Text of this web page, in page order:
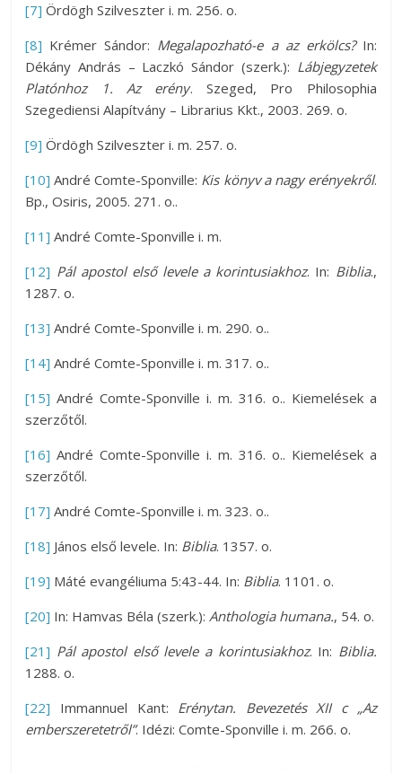
[7] Ördögh Szilveszter i. m. 256. o.
[8] Krémer Sándor: Megalapozható-e a az erkölcs?In:
Dékány András – Laczkó Sándor (szerk.): Lábjegyzetek
Platónhoz 1. Az erény. Szeged, Pro Philosophia
Szegediensi Alapítvány – Librarius Kkt., 2003. 269. o.
[9] Ördögh Szilveszter i. m. 257. o.
[10] André Comte-Sponville: Kis könyv a nagy erényekről.
Bp., Osiris, 2005. 271. o..
[11] André Comte-Sponville i. m.
[12] Pál apostol első levele a korintusiakhoz. In: Biblia.,
1287. o.
[13] André Comte-Sponville i. m. 290. o..
[14] André Comte-Sponville i. m. 317. o..
[15] André Comte-Sponville i. m. 316. o.. Kiemelések a
szerzőtől.
[16] André Comte-Sponville i. m. 316. o.. Kiemelések a
szerzőtől.
[17] André Comte-Sponville i. m. 323. o..
[18] János első levele. In: Biblia. 1357. o.
[19] Máté evangéliuma 5:43-44. In: Biblia. 1101. o.
[20] In: Hamvas Béla (szerk.):Anthologia humana., 54. o.
[21] Pál apostol első levele a korintusiakhoz. In: Biblia.
1288. o.
[22] Immannuel Kant: Erénytan. Bevezetés XII c „Az
emberszeretetről”. Idézi: Comte-Sponville i. m. 266. o.